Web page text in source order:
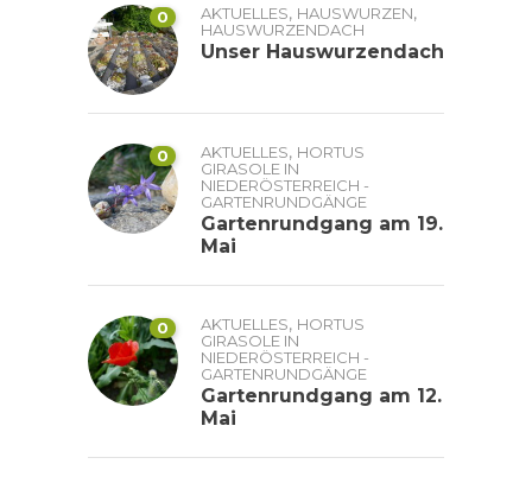
0 AKTUELLES, HAUSWURZEN,
HAUSWURZENDACH
Unser Hauswurzendach
0 AKTUELLES, HORTUS
GIRASOLE IN
NIEDERÖSTERREICH -
GARTENRUNDGÄNGE
Gartenrundgang am 19.
Mai
0 AKTUELLES, HORTUS
GIRASOLE IN
NIEDERÖSTERREICH -
GARTENRUNDGÄNGE
Gartenrundgang am 12.
Mai